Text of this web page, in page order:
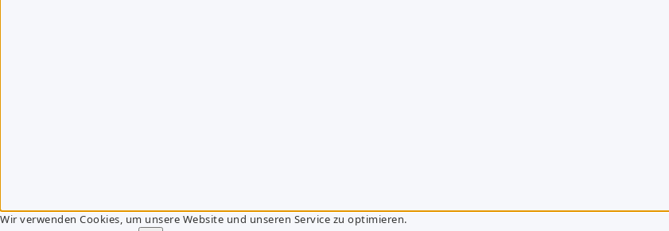
Wir verwenden Cookies, um unsere Website und unseren Service zu optimieren.